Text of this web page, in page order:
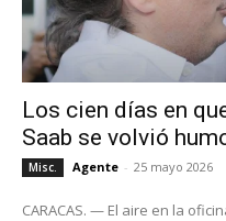
Los cien días en
Saab se volvió
Misc. Agente - 25 mayo 2026
CARACAS. — El aire en la